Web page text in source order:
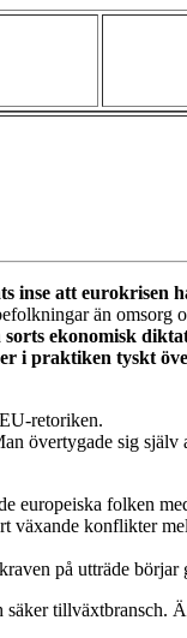
inse att eurokrisen
än omsorg
ekonomisk
i praktiken tyskt
retoriken.
övertygade sig
europeiska folken
växande konflikter
på utträde börjar
tillväxtbransch.